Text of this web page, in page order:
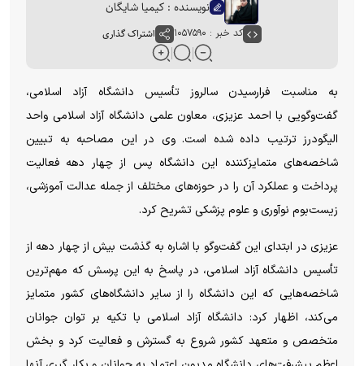
نویسنده : کیمیا شایگان
کد خبر : ۱۰۵۷۵۹۰ اشتراک گذاری
به مناسبت فرارسیدن سالروز تأسیس دانشگاه آزاد اسلامی،
گفت‌وگویی با احمد عزیزی، معاون علمی دانشگاه آزاد اسلامی واحد
الیگودرز ترتیب داده شده است. وی در این مصاحبه به تبیین
شاخصه‌های متمایزکننده این دانشگاه پس از چهار دهه فعالیت
پرداخت و عملکرد آن را در حوزه‌های مختلف از جمله عدالت آموزشی،
زیست‌بوم نوآوری و علوم پزشکی تشریح کرد.
عزیزی در ابتدای این گفت‌و‌گو با اشاره به گذشت بیش از چهار دهه از
تأسیس دانشگاه آزاد اسلامی، در پاسخ به این پرسش که مهم‌ترین
شاخصه‌هایی که این دانشگاه را از سایر دانشگاه‌های کشور متمایز
می‌کند، اظهار کرد: دانشگاه آزاد اسلامی با تکیه بر توان جوانان
متخصص و متعهد کشور شروع به گسترش و فعالیت کرد و بخش